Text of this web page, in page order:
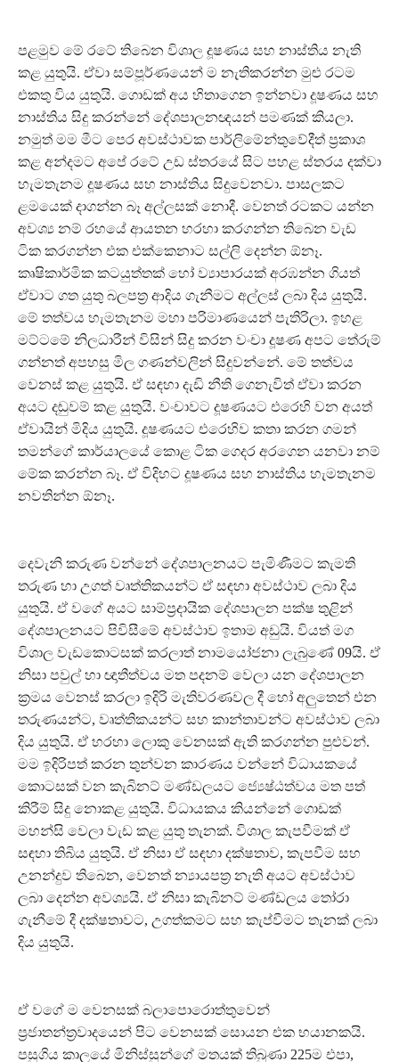
පළමුව මේ රටේ තිබෙන විශාල දූෂණය සහ නාස්තිය නැති
කළ යුතුයි. ඒවා සම්පූර්ණයෙන් ම නැතිකරන්න මුළු රටම
එකතු විය යුතුයි. ගොඩක් අය හිතාගෙන ඉන්නවා දූෂණය සහ
නාස්තිය සිදු කරන්නේ දේශපාලනඥයන් පමණක් කියලා.
නමුත් මම මීට පෙර අවස්ථාවක පාර්ලිමේන්තුවේදීත් ප්‍රකාශ
කළ අන්දමට අපේ රටේ උඩ ස්තරයේ සිට පහළ ස්තරය දක්වා
හැමතැනම දූෂණය සහ නාස්තිය සිදුවෙනවා. පාසලකට
ළමයෙක් දාගන්න බෑ අල්ලසක් නොදී. වෙනත් රටකට යන්න
අවශ්‍ය නම් රහයේ ආයතන හරහා කරගන්න තිබෙන වැඩ
ටික කරගන්න එක එක්කෙනාට සල්ලි දෙන්න ඕනෑ.
කෘෂිකාර්මික කටයුත්තක් හෝ ව්‍යාපාරයක් අරඹන්න ගියත්
ඒවාට ගත යුතු බලපත්‍ර ආදිය ගැනීමට අල්ලස් ලබා දිය යුතුයි.
මේ තත්වය හැමතැනම මහා පරිමාණයෙන් පැතිරිලා. ඉහළ
මට්ටමේ නිලධාරීන් විසින් සිදු කරන වංචා දූෂණ අපට තේරුම්
ගන්නත් අපහසු මිල ගණන්වලින් සිදුවන්නේ. මේ තත්වය
වෙනස් කළ යුතුයි. ඒ සඳහා දැඩි නීති ගෙනැවිත් ඒවා කරන
අයට දඬුවම් කළ යුතුයි. වංචාවට දූෂණයට එරෙහි වන අයත්
ඒවායින් මිදිය යුතුයි. දූෂණයට එරෙහිව කතා කරන ගමන්
තමන්ගේ කාර්යාලයේ කොළ ටික ගෙදර අරගෙන යනවා නම්
මේක කරන්න බෑ. ඒ විදිහට දූෂණය සහ නාස්තිය හැමතැනම
නවතින්න ඕනෑ.
දෙවැනි කරුණ වන්නේ දේශපාලනයට පැමිණීමට කැමති
තරුණ හා උගත් වෘත්තිකයන්ට ඒ සඳහා අවස්ථාව ලබා දිය
යුතුයි. ඒ වගේ අයට සාම්ප්‍රදායික දේශපාලන පක්ෂ තුළින්
දේශපාලනයට පිවිසීමේ අවස්ථාව ඉතාම අඩුයි. වියත් මග
විශාල වැඩකොටසක් කරලාත් නාමයෝජනා ලැබුණේ 09යි. ඒ
නිසා පවුල් හා ඥාතීත්වය මත පදනම් වෙලා යන දේශපාලන
ක්‍රමය වෙනස් කරලා ඉදිරි මැතිවරණවල දී හෝ අලුතෙන් එන
තරුණයන්ට, වෘත්තිකයන්ට සහ කාන්තාවන්ට අවස්ථාව ලබා
දිය යුතුයි. ඒ හරහා ලොකු වෙනසක් ඇති කරගන්න පුළුවන්.
මම ඉදිරිපත් කරන තුන්වන කාරණය වන්නේ විධායකයේ
කොටසක් වන කැබිනට් මණ්ඩලයට ජ්‍යෙෂ්ඨත්වය මත පත්
කිරීම් සිදු නොකළ යුතුයි. විධායකය කියන්නේ ගොඩක්
මහන්සි වෙලා වැඩ කළ යුතු තැනක්. විශාල කැපවීමක් ඒ
සඳහා තිබිය යුතුයි. ඒ නිසා ඒ සඳහා දක්ෂතාව, කැපවීම සහ
උනන්දුව තිබෙන, වෙනත් න්‍යායපත්‍ර නැති අයට අවස්ථාව
ලබා දෙන්න අවශ්‍යයි. ඒ නිසා කැබිනට් මණ්ඩලය තෝරා
ගැනීමේ දී දක්ෂතාවට, උගත්කමට සහ කැප්වීමට තැනක් ලබා
දිය යුතුයි.
ඒ වගේ ම වෙනසක් බලාපොරොත්තුවෙන්
ප්‍රජාතන්ත්‍රවාදයෙන් පිට වෙනසක් සොයන එක භයානකයි.
පසුගිය කාලයේ මිනිස්සුන්ගේ මතයක් තිබුණා 225ම එපා,